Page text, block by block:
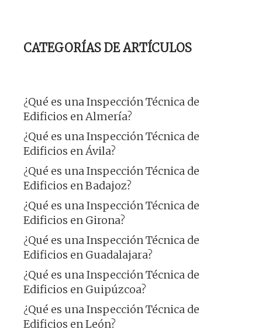
CATEGORÍAS DE ARTÍCULOS
¿Qué es una Inspección Técnica de
Edificios en Almería?
¿Qué es una Inspección Técnica de
Edificios en Ávila?
¿Qué es una Inspección Técnica de
Edificios en Badajoz?
¿Qué es una Inspección Técnica de
Edificios en Girona?
¿Qué es una Inspección Técnica de
Edificios en Guadalajara?
¿Qué es una Inspección Técnica de
Edificios en Guipúzcoa?
¿Qué es una Inspección Técnica de
Edificios en León?